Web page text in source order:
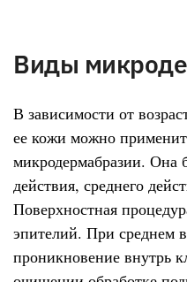
Виды
В зависимости от
ее кожи можно
микродермабразии. Она
действия, среднего
Поверхностная
эпителий. При среднем
проникновение внутрь